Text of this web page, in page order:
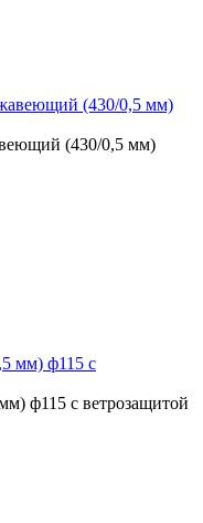
(430/0,5 мм)
ф115 с ветрозащитой